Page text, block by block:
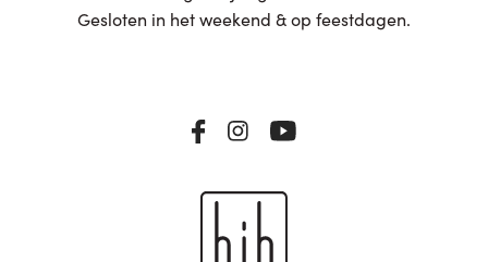
Gesloten in het weekend & op feestdagen.